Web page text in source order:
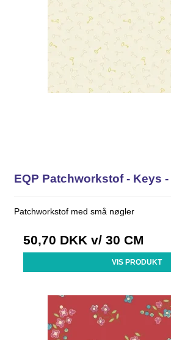
EQP Patchworkstof - Keys
Patchworkstof med små nøgler
50,70 DKK v/ 30 CM
VIS PRODUKT